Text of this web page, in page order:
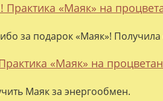
Практика «Маяк» на
за подарок «Маяк»!
«Маяк» на
Маяк за энергообмен.